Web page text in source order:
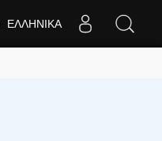
ΕΛΛΗΝΙΚΆ